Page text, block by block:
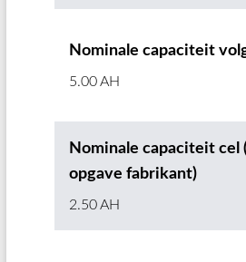
Nominale capaciteit
5.00 AH
Nominale capaciteit cel
opgave fabrikant)
2.50 AH